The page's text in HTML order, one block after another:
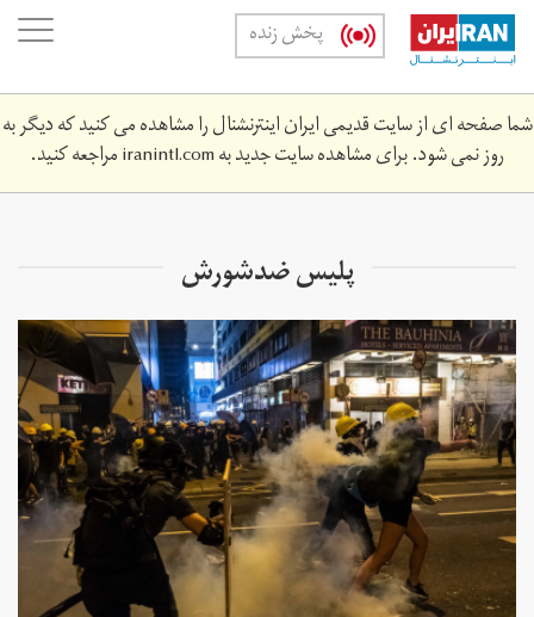
Skip
main
content
پخش زنده
شما صفحه ای از سایت قدیمی ایران اینترنشنال را مشاهده می کنید که دیگر به
روز نمی شود. برای مشاهده سایت جدید بهiranintl.comمراجعه کنید.
پلیس ضدشورش